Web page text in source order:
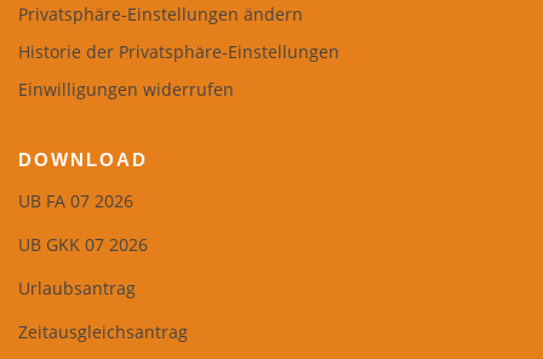
Privatsphäre-Einstellungen ändern
Historie der Privatsphäre-Einstellungen
Einwilligungen widerrufen
DOWNLOAD
UB FA 07 2026
UB GKK 07 2026
Urlaubsantrag
Zeitausgleichsantrag